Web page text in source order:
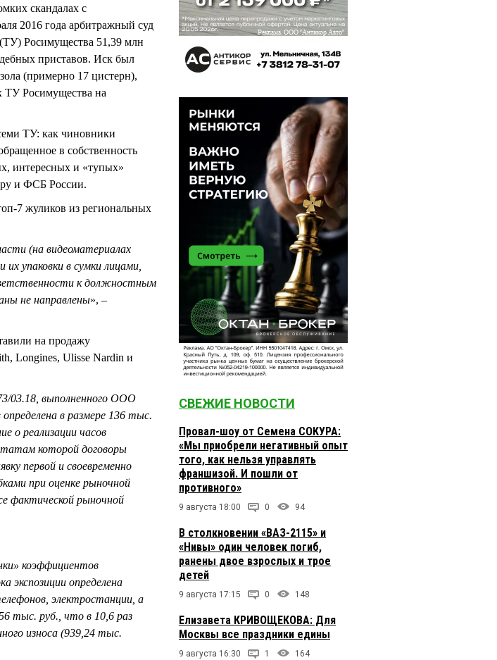
скандалах с
2016 года арбитражный суд
Росимущества 51,39 млн
приставов. Иск был
(примерно 17 цистерн),
ТУ Росимущества на
ТУ: как чиновники
в собственность
интересных и «тупых»
и ФСБ России.
7 жуликов из региональных
(на видеоматериалах
их упаковки в сумки лицами,
к должностным
не направлены», –
на продажу
Longines, Ulisse Nardin и
03.18, выполненного ООО
в размере 136 тыс.
о реализации часов
которой договоры
первой и своевременно
при оценке рыночной
фактической рыночной
коэффициентов
экспозиции определена
электростанции, а
тыс. руб., что в 10,6 раз
износа (939,24 тыс.
СВЕЖИЕ НОВОСТИ
Провал-шоу от Семена СОКУРА:
«Мы приобрели негативный опыт
того, как нельзя управлять
франшизой. И пошли от
противного»
9 августа 18:00 0 94
В столкновении «ВАЗ-2115» и
«Нивы» один человек погиб,
ранены двое взрослых и трое
детей
9 августа 17:15 0 148
Елизавета КРИВОЩЕКОВА: Для
Москвы все праздники едины
9 августа 16:30 1 164